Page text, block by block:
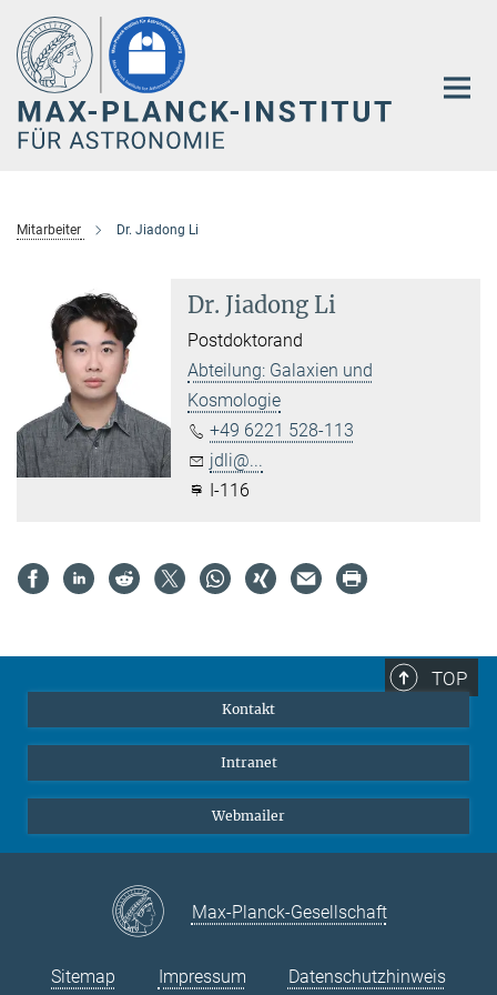
Hauptinhalt
Mitarbeiter Dr. Jiadong Li
Dr. Jiadong Li
Postdoktorand
Abteilung: Galaxien und
Kosmologie
+49 6221 528-113
jdli@...
I-116
TOP
Kontakt
Intranet
Webmailer
Max-Planck-Gesellschaft
Sitemap Impressum Datenschutzhinweis